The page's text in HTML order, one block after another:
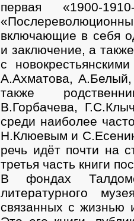
первая «1900-
включающие в себя
и заключение, а
с
А.Ахматова,
также
В.Горбачева,
среди наиболее
Н.Клюевым и
речь идёт почти на
третья часть книги
В фондах
литературного
связанных с жизнью